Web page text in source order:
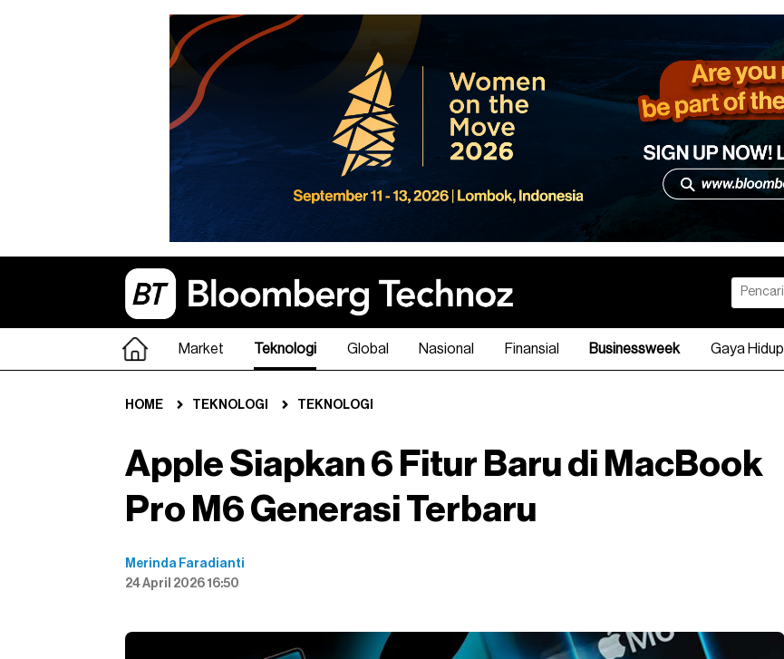
Market Teknologi Global Nasional Finansial Businessweek Gaya Hidup
HOME TEKNOLOGI TEKNOLOGI
Apple Siapkan 6 Fitur Baru di MacBook
Pro M6 Generasi Terbaru
Merinda Faradianti
24 April 2026 16:50